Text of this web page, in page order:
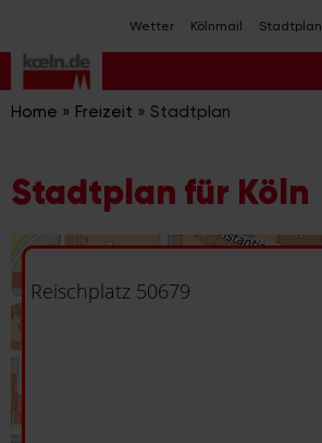
Inhalt
springen
Wetter Kölnmail Stadtplan
Home » Freizeit » Stadtplan
Stadtplan für Köln